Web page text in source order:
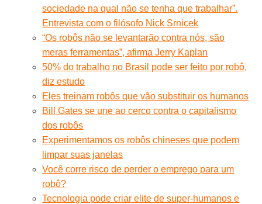
sociedade na qual não se tenha que trabalhar”.
Entrevista com o filósofo Nick Srnicek
“Os robôs não se levantarão contra nós, são
meras ferramentas”, afirma Jerry Kaplan
50% do trabalho no Brasil pode ser feito por robô,
diz estudo
Eles treinam robôs que vão substituir os humanos
Bill Gates se une ao cerco contra o capitalismo
dos robôs
Experimentamos os robôs chineses que podem
limpar suas janelas
Você corre risco de perder o emprego para um
robô?
Tecnologia pode criar elite de super-humanos e